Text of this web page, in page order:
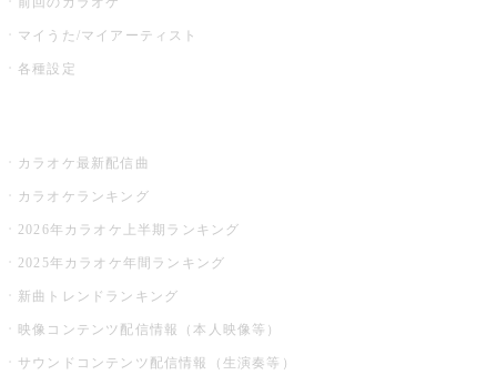
マイうた/マイアーティスト
各種設定
カラオケ最新配信曲
カラオケランキング
2026年カラオケ上半期ランキング
2025年カラオケ年間ランキング
新曲トレンドランキング
映像コンテンツ配信情報（本人映像等）
サウンドコンテンツ配信情報（生演奏等）